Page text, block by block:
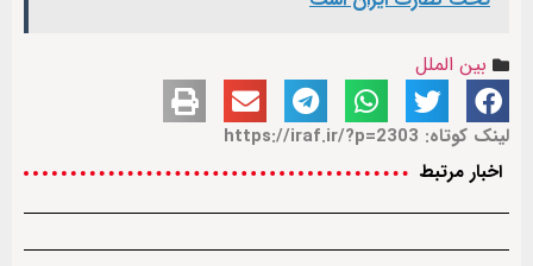
بین الملل
لینک کوتاه: https://iraf.ir/?p=2303
اخبار مرتبط